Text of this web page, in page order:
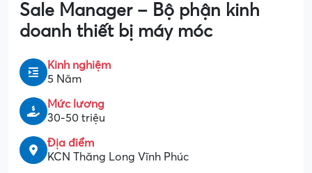
Sale Manager – Bộ phận kinh
doanh thiết bị máy móc
Kinh nghiệm
5 Năm
Mức lương
30-50 triệu
Địa điểm
KCN Thăng Long Vĩnh Phúc